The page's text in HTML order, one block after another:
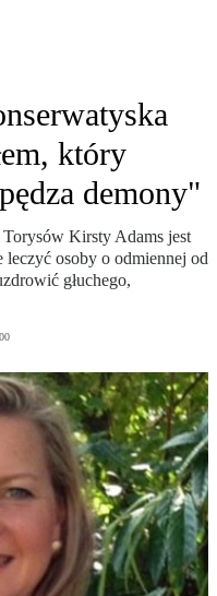
który
demony"
Kirsty Adams jest
leczyć osoby o odmiennej od
głuchego,